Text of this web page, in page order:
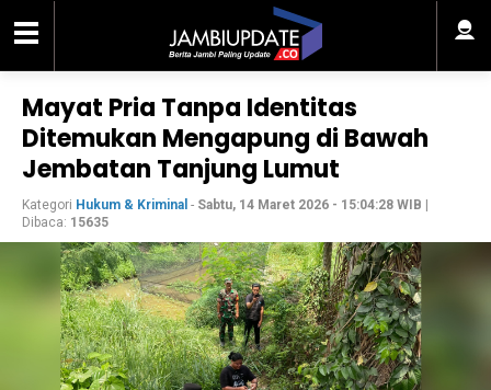
Mayat Pria Tanpa Identitas
Ditemukan Mengapung di Bawah
Jembatan Tanjung Lumut
Kategori Hukum & Kriminal - Sabtu, 14 Maret 2026 - 15:04:28 WIB
Dibaca: 15635